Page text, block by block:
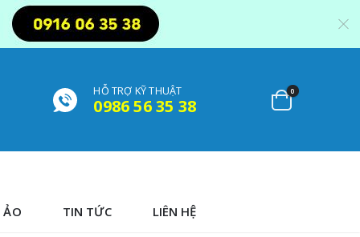
HỖ TRỢ KỸ THUẬT
0986 56 35 38
0
ẢO TIN TỨC LIÊN HỆ